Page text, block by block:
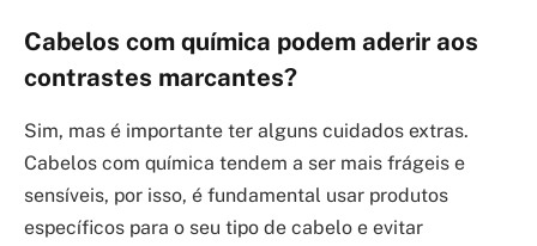
Cabelos com química podem aderir aos
contrastes marcantes?
Sim, mas é importante ter alguns cuidados extras.
Cabelos com química tendem a ser mais frágeis e
sensíveis, por isso, é fundamental usar produtos
específicos para o seu tipo de cabelo e evitar